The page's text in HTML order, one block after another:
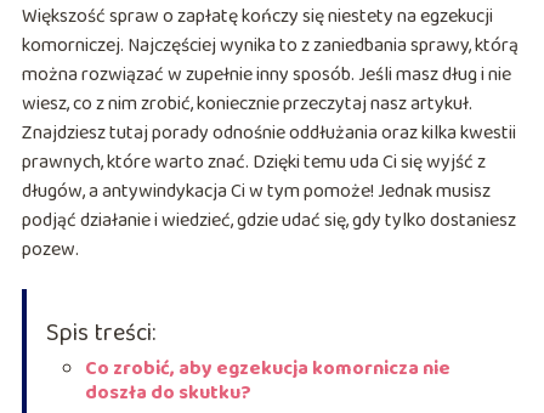
Większość spraw o zapłatę kończy się niestety na egzekucji
komorniczej. Najczęściej wynika to z zaniedbania sprawy, którą
można rozwiązać w zupełnie inny sposób. Jeśli masz dług i nie
wiesz, co z nim zrobić, koniecznie przeczytaj nasz artykuł.
Znajdziesz tutaj porady odnośnie oddłużania oraz kilka kwestii
prawnych, które warto znać. Dzięki temu uda Ci się wyjść z
długów, a antywindykacja Ci w tym pomoże! Jednak musisz
podjąć działanie i wiedzieć, gdzie udać się, gdy tylko dostaniesz
pozew.
Spis treści:
Co zrobić, aby egzekucja komornicza nie
doszła do skutku?